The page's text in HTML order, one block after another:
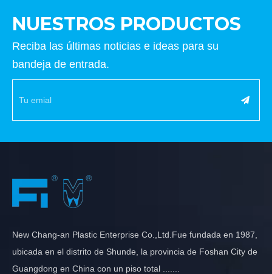
NUESTROS PRODUCTOS
Reciba las últimas noticias e ideas para su
bandeja de entrada.
New Chang-an Plastic Enterprise Co.,Ltd.Fue fundada en 1987,
ubicada en el distrito de Shunde, la provincia de Foshan City de
Guangdong en China con un piso total .......